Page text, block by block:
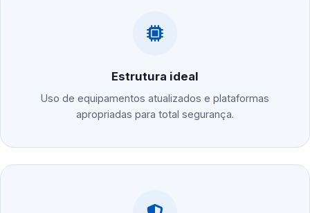
Estrutura ideal
Uso de equipamentos atualizados e plataformas
apropriadas para total segurança.